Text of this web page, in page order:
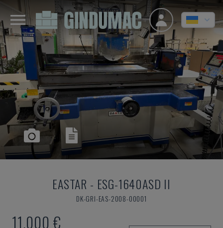
EASTAR - ESG-1640ASD II
DK-GRI-EAS-2008-00001
11.000 €